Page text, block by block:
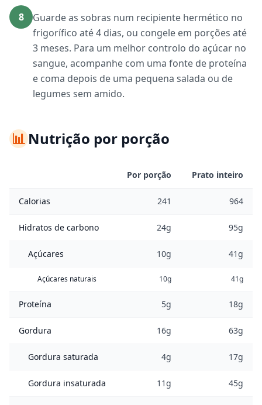
8
Guarde as sobras num recipiente hermético no
frigorífico até 4 dias, ou congele em porções até
3 meses. Para um melhor controlo do açúcar no
sangue, acompanhe com uma fonte de proteína
e coma depois de uma pequena salada ou de
legumes sem amido.
📊Nutrição por porção
Por porção Prato inteiro
Calorias 241 964
Hidratos de carbono 24g 95g
Açúcares 10g 41g
Açúcares naturais 10g 41g
Proteína 5g 18g
Gordura 16g 63g
Gordura saturada 4g 17g
Gordura insaturada 11g 45g